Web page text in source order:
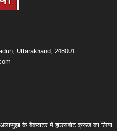
Uttarakhand, 248001
के बैकवाटर में हाउसबोट क्रूज का लिया